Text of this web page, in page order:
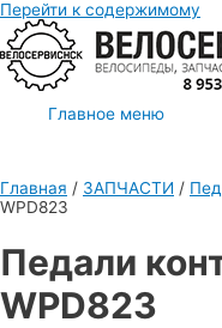
Перейти к содержимому
Главное меню
Главная / ЗАПЧАСТИ /
WPD823
Педали
WPD823